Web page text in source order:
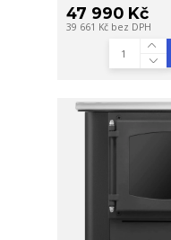
47 990 Kč
39 661 Kč bez DPH